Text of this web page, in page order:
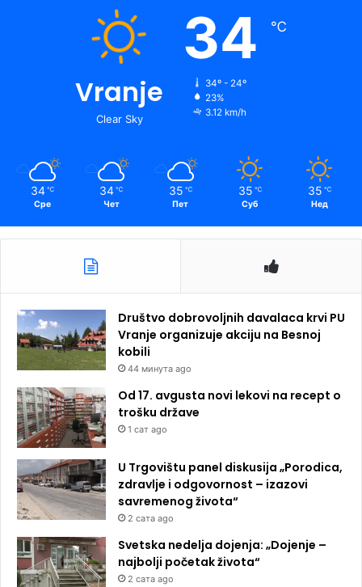
Vranje
Clear Sky
34 ℃
34º - 24º
23%
3.12 km/h
34 ℃
Сре
34 ℃
Чет
35 ℃
Пет
35 ℃
Суб
35 ℃
Нед
Društvo dobrovoljnih davalaca krvi PU
Vranje organizuje akciju na Besnoj
kobili
44 минута ago
Od 17. avgusta novi lekovi na recept o
trošku države
1 сат ago
U Trgovištu panel diskusija „Porodica,
zdravlje i odgovornost – izazovi
savremenog života“
2 сата ago
Svetska nedelja dojenja: „Dojenje –
najbolji početak života“
2 сата ago